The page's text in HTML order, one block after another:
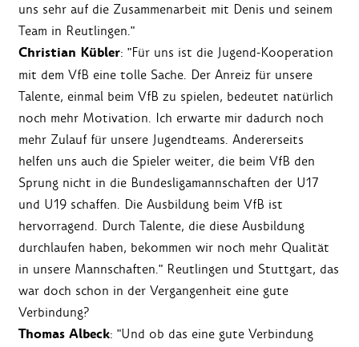
uns sehr auf die Zusammenarbeit mit Denis und seinem
Team in Reutlingen."
Christian Kübler: "Für uns ist die Jugend-Kooperation
mit dem VfB eine tolle Sache. Der Anreiz für unsere
Talente, einmal beim VfB zu spielen, bedeutet natürlich
noch mehr Motivation. Ich erwarte mir dadurch noch
mehr Zulauf für unsere Jugendteams. Andererseits
helfen uns auch die Spieler weiter, die beim VfB den
Sprung nicht in die Bundesligamannschaften der U17
und U19 schaffen. Die Ausbildung beim VfB ist
hervorragend. Durch Talente, die diese Ausbildung
durchlaufen haben, bekommen wir noch mehr Qualität
in unsere Mannschaften." Reutlingen und Stuttgart, das
war doch schon in der Vergangenheit eine gute
Verbindung?
Thomas Albeck: "Und ob das eine gute Verbindung